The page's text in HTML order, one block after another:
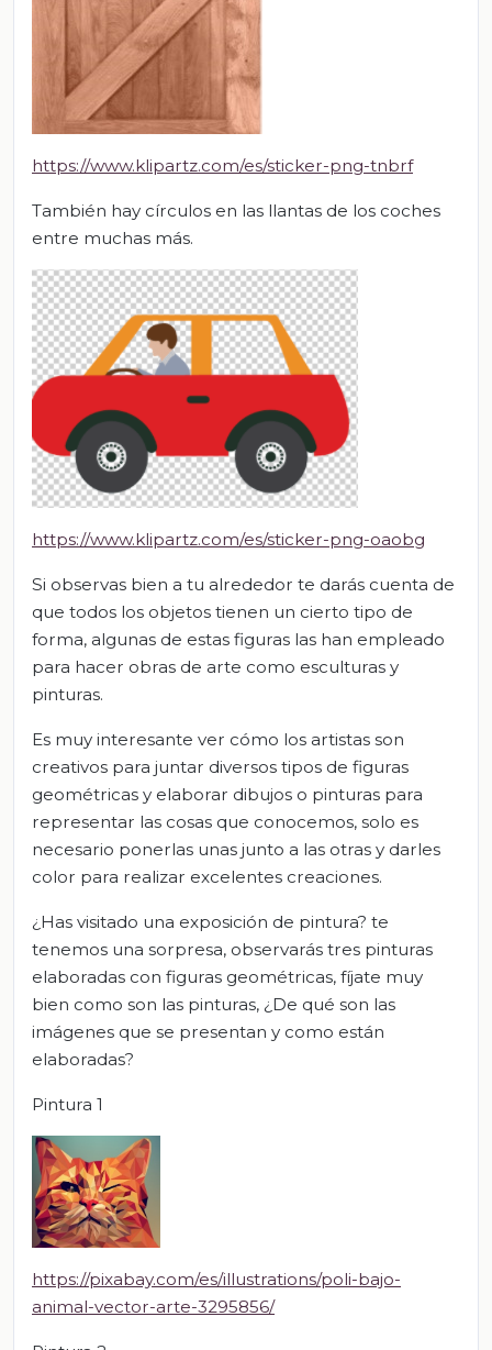
https://www.klipartz.com/es/sticker-png-tnbrf
También hay círculos en las llantas de los coches
entre muchas más.
https://www.klipartz.com/es/sticker-png-oaobg
Si observas bien a tu alrededor te darás cuenta de
que todos los objetos tienen un cierto tipo de
forma, algunas de estas figuras las han empleado
para hacer obras de arte como esculturas y
pinturas.
Es muy interesante ver cómo los artistas son
creativos para juntar diversos tipos de figuras
geométricas y elaborar dibujos o pinturas para
representar las cosas que conocemos, solo es
necesario ponerlas unas junto a las otras y darles
color para realizar excelentes creaciones.
¿Has visitado una exposición de pintura? te
tenemos una sorpresa, observarás tres pinturas
elaboradas con figuras geométricas, fíjate muy
bien como son las pinturas, ¿De qué son las
imágenes que se presentan y como están
elaboradas?
Pintura 1
https://pixabay.com/es/illustrations/poli-bajo-
animal-vector-arte-3295856/